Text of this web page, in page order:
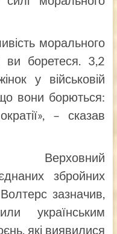
морального
боретеся. 3,2
у військовій
вони борються:
– сказав
збройних
зазначив,
українським
які виявилися